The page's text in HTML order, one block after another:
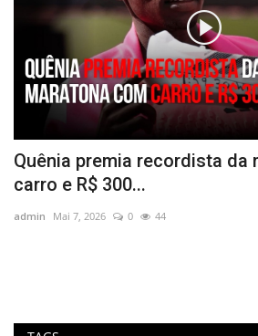
Quênia premia recordista da
carro e R$ 300...
admin Mai 7, 2026 0 44